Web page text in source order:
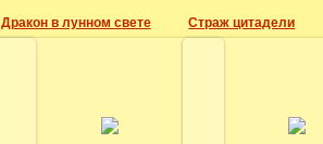
Дракон в лунном свете Страж цитадели